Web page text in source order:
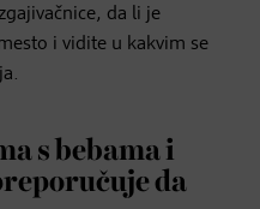
da li je
i vidite u kakvim se
s bebama i
da